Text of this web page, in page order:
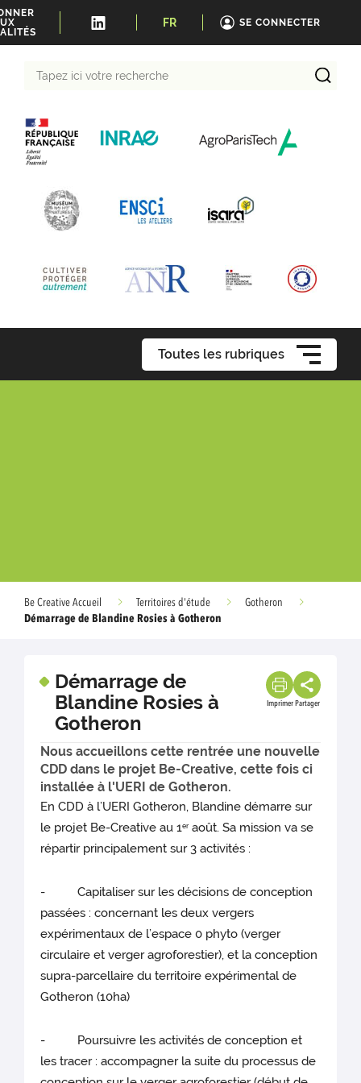
FR SE CONNECTER
Toutes les rubriques
Be Creative Accueil Territoires d'étude
Gotheron
Démarrage de Blandine Rosies à Gotheron
Démarrage de
Blandine Rosies à
Gotheron
Imprimer Partager
Nous accueillons cette rentrée une nouvelle
CDD dans le projet Be-Creative, cette fois ci
installée à l'UERI de Gotheron.
En CDD à l’UERI Gotheron, Blandine démarre sur
le projet Be-Creative au 1er août. Sa mission va se
répartir principalement sur 3 activités :
- Capitaliser sur les décisions de conception
passées : concernant les deux vergers
expérimentaux de l’espace 0 phyto (verger
circulaire et verger agroforestier), et la conception
supra-parcellaire du territoire expérimental de
Gotheron (10ha)
- Poursuivre les activités de conception et
les tracer : accompagner la suite du processus de